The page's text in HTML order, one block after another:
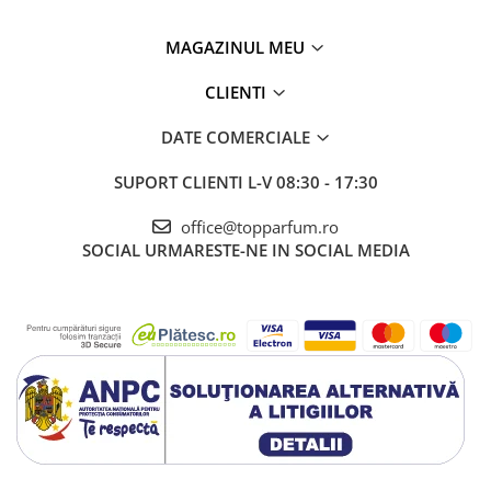
MAGAZINUL MEU
CLIENTI
DATE COMERCIALE
SUPORT CLIENTI L-V 08:30 - 17:30
office@topparfum.ro
SOCIAL URMARESTE-NE IN SOCIAL MEDIA